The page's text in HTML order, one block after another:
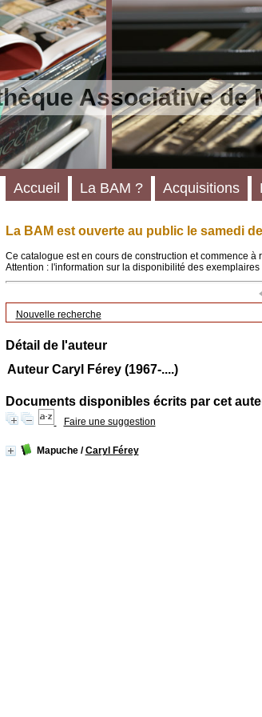
Associative de
La BAM est ouverte au public le samedi
Ce catalogue est en cours de construction et commence
Attention : l'information sur la disponibilité des
Nouvelle recherche
Détail de l'auteur
Auteur Caryl Férey (1967-....)
Documents disponibles écrits par cet
Faire une suggestion
Mapuche/Caryl Férey
Accueil La BAM ? Acquisitions